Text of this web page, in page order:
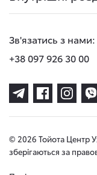
Зв'язатись з нами:
+38 097 926 30 00
© 2026 Тойота Центр
зберігаються за